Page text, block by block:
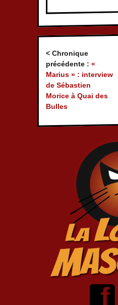
< Chronique
précédente : «
Marius » : interview
de Sébastien
Morice à Quai des
Bulles